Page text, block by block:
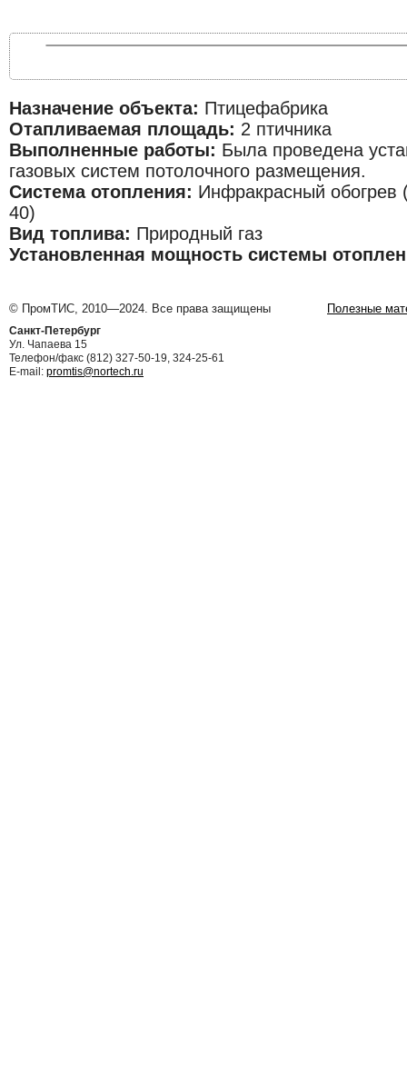
Назначение объекта: Птицефабрика
Отапливаемая площадь: 2 птичника
Выполненные работы: Была проведена
газовых систем потолочного размещения.
Система отопления: Инфракрасный обогрев
40)
Вид топлива: Природный газ
Установленная мощность системы
© ПромТИС, 2010—2024. Все права защищены
Санкт-Петербург
Ул. Чапаева 15
Телефон/факс (812) 327-50-19, 324-25-61
E-mail: promtis@nortech.ru
Полезные